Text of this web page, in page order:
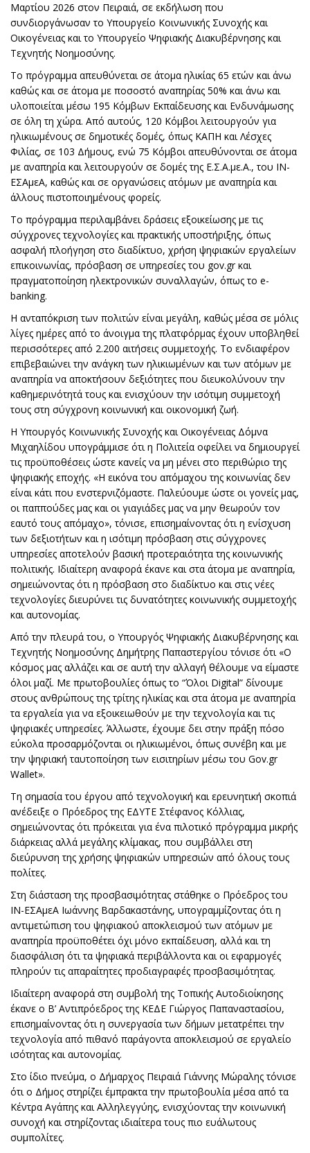
Μαρτίου 2026 στον Πειραιά, σε εκδήλωση που
συνδιοργάνωσαν το Υπουργείο Κοινωνικής Συνοχής και
Οικογένειας και το Υπουργείο Ψηφιακής Διακυβέρνησης και
Τεχνητής Νοημοσύνης.
Το πρόγραμμα απευθύνεται σε άτομα ηλικίας 65 ετών και άνω
καθώς και σε άτομα με ποσοστό αναπηρίας 50% και άνω και
υλοποιείται μέσω 195 Κόμβων Εκπαίδευσης και Ενδυνάμωσης
σε όλη τη χώρα. Από αυτούς, 120 Κόμβοι λειτουργούν για
ηλικιωμένους σε δημοτικές δομές, όπως ΚΑΠΗ και Λέσχες
Φιλίας, σε 103 Δήμους, ενώ 75 Κόμβοι απευθύνονται σε άτομα
με αναπηρία και λειτουργούν σε δομές της Ε.Σ.Α.με.Α., του ΙΝ-
ΕΣΑμεΑ, καθώς και σε οργανώσεις ατόμων με αναπηρία και
άλλους πιστοποιημένους φορείς.
Το πρόγραμμα περιλαμβάνει δράσεις εξοικείωσης με τις
σύγχρονες τεχνολογίες και πρακτικής υποστήριξης, όπως
ασφαλή πλοήγηση στο διαδίκτυο, χρήση ψηφιακών εργαλείων
επικοινωνίας, πρόσβαση σε υπηρεσίες του gov.gr και
πραγματοποίηση ηλεκτρονικών συναλλαγών, όπως το e-
banking.
Η ανταπόκριση των πολιτών είναι μεγάλη, καθώς μέσα σε μόλις
λίγες ημέρες από το άνοιγμα της πλατφόρμας έχουν υποβληθεί
περισσότερες από 2.200 αιτήσεις συμμετοχής. Το ενδιαφέρον
επιβεβαιώνει την ανάγκη των ηλικιωμένων και των ατόμων με
αναπηρία να αποκτήσουν δεξιότητες που διευκολύνουν την
καθημερινότητά τους και ενισχύουν την ισότιμη συμμετοχή
τους στη σύγχρονη κοινωνική και οικονομική ζωή.
Η Υπουργός Κοινωνικής Συνοχής και Οικογένειας Δόμνα
Μιχαηλίδου υπογράμμισε ότι η Πολιτεία οφείλει να δημιουργεί
τις προϋποθέσεις ώστε κανείς να μη μένει στο περιθώριο της
ψηφιακής εποχής. «Η εικόνα του απόμαχου της κοινωνίας δεν
είναι κάτι που ενστερνιζόμαστε. Παλεύουμε ώστε οι γονείς μας,
οι παππούδες μας και οι γιαγιάδες μας να μην θεωρούν τον
εαυτό τους απόμαχο», τόνισε, επισημαίνοντας ότι η ενίσχυση
των δεξιοτήτων και η ισότιμη πρόσβαση στις σύγχρονες
υπηρεσίες αποτελούν βασική προτεραιότητα της κοινωνικής
πολιτικής. Ιδιαίτερη αναφορά έκανε και στα άτομα με αναπηρία,
σημειώνοντας ότι η πρόσβαση στο διαδίκτυο και στις νέες
τεχνολογίες διευρύνει τις δυνατότητες κοινωνικής συμμετοχής
και αυτονομίας.
Από την πλευρά του, ο Υπουργός Ψηφιακής Διακυβέρνησης και
Τεχνητής Νοημοσύνης Δημήτρης Παπαστεργίου τόνισε ότι «Ο
κόσμος μας αλλάζει και σε αυτή την αλλαγή θέλουμε να είμαστε
όλοι μαζί. Με πρωτοβουλίες όπως το “Όλοι Digital” δίνουμε
στους ανθρώπους της τρίτης ηλικίας και στα άτομα με αναπηρία
τα εργαλεία για να εξοικειωθούν με την τεχνολογία και τις
ψηφιακές υπηρεσίες. Άλλωστε, έχουμε δει στην πράξη πόσο
εύκολα προσαρμόζονται οι ηλικιωμένοι, όπως συνέβη και με
την ψηφιακή ταυτοποίηση των εισιτηρίων μέσω του Gov.gr
Wallet».
Τη σημασία του έργου από τεχνολογική και ερευνητική σκοπιά
ανέδειξε ο Πρόεδρος της ΕΔΥΤΕ Στέφανος Κόλλιας,
σημειώνοντας ότι πρόκειται για ένα πιλοτικό πρόγραμμα μικρής
διάρκειας αλλά μεγάλης κλίμακας, που συμβάλλει στη
διεύρυνση της χρήσης ψηφιακών υπηρεσιών από όλους τους
πολίτες.
Στη διάσταση της προσβασιμότητας στάθηκε ο Πρόεδρος του
ΙΝ-ΕΣΑμεΑ Ιωάννης Βαρδακαστάνης, υπογραμμίζοντας ότι η
αντιμετώπιση του ψηφιακού αποκλεισμού των ατόμων με
αναπηρία προϋποθέτει όχι μόνο εκπαίδευση, αλλά και τη
διασφάλιση ότι τα ψηφιακά περιβάλλοντα και οι εφαρμογές
πληρούν τις απαραίτητες προδιαγραφές προσβασιμότητας.
Ιδιαίτερη αναφορά στη συμβολή της Τοπικής Αυτοδιοίκησης
έκανε ο Β’ Αντιπρόεδρος της ΚΕΔΕ Γιώργος Παπαναστασίου,
επισημαίνοντας ότι η συνεργασία των δήμων μετατρέπει την
τεχνολογία από πιθανό παράγοντα αποκλεισμού σε εργαλείο
ισότητας και αυτονομίας.
Στο ίδιο πνεύμα, ο Δήμαρχος Πειραιά Γιάννης Μώραλης τόνισε
ότι ο Δήμος στηρίζει έμπρακτα την πρωτοβουλία μέσα από τα
Κέντρα Αγάπης και Αλληλεγγύης, ενισχύοντας την κοινωνική
συνοχή και στηρίζοντας ιδιαίτερα τους πιο ευάλωτους
συμπολίτες.